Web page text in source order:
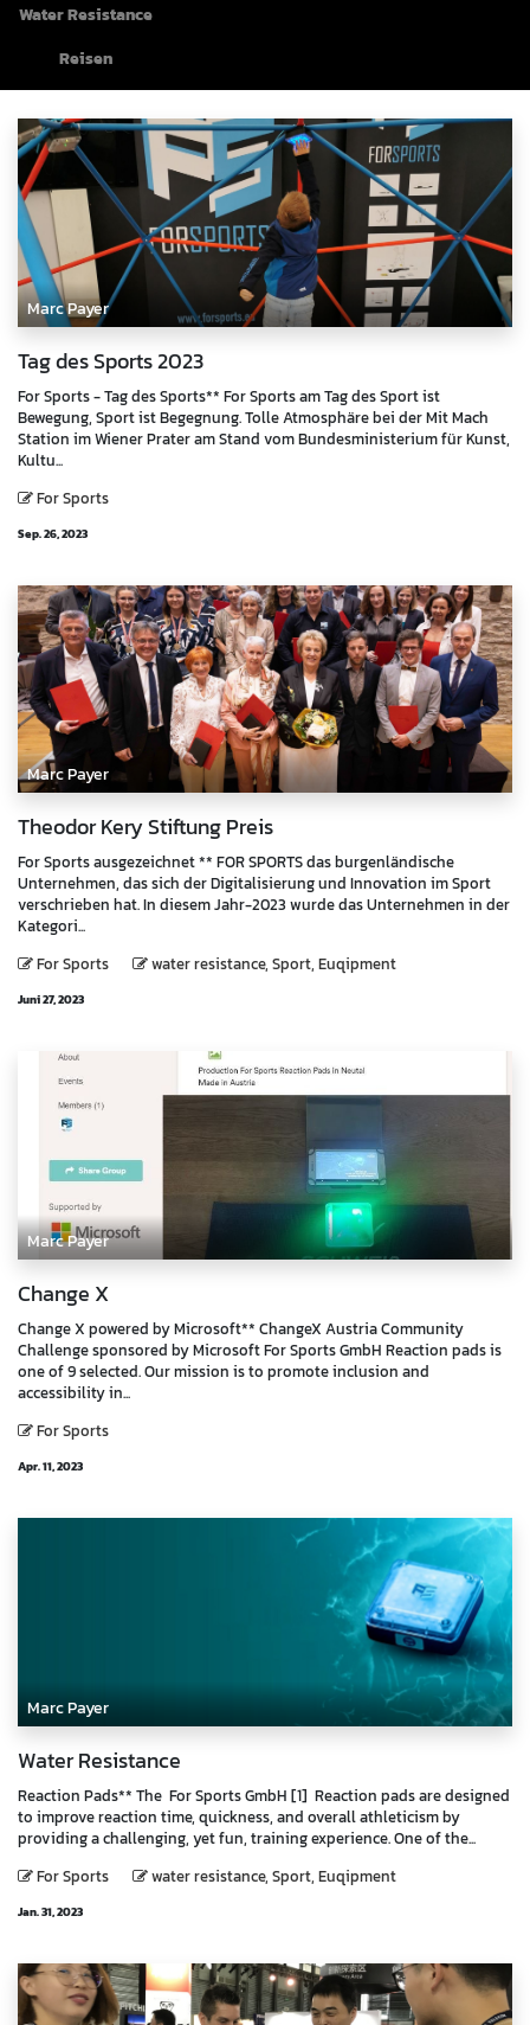
Water Resistance
Reisen
Marc Payer
Tag des Sports 2023
For Sports - Tag des Sports** For Sports am Tag des Sport ist
Bewegung, Sport ist Begegnung. Tolle Atmosphäre bei der Mit Mach
Station im Wiener Prater am Stand vom Bundesministerium für Kunst,
Kultu...
For Sports
Sep. 26, 2023
Marc Payer
Theodor Kery Stiftung Preis
For Sports ausgezeichnet ** FOR SPORTS das burgenländische
Unternehmen, das sich der Digitalisierung und Innovation im Sport
verschrieben hat. In diesem Jahr-2023 wurde das Unternehmen in der
Kategori...
For Sports
water resistance, Sport, Euqipment
Juni 27, 2023
Marc Payer
Change X
Change X powered by Microsoft** ChangeX Austria Community
Challenge sponsored by Microsoft For Sports GmbH Reaction pads is
one of 9 selected. Our mission is to promote inclusion and
accessibility in...
For Sports
Apr. 11, 2023
Marc Payer
Water Resistance
Reaction Pads** The For Sports GmbH [1] Reaction pads are designed
to improve reaction time, quickness, and overall athleticism by
providing a challenging, yet fun, training experience. One of the...
For Sports
water resistance, Sport, Euqipment
Jan. 31, 2023